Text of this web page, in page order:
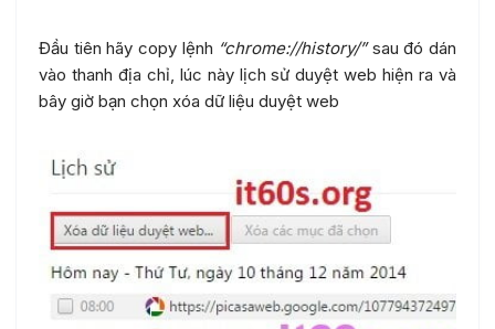
Đầu tiên hãy copy lệnh “chrome://history/”sau đó dán
vào thanh địa chỉ, lúc này lịch sử duyệt web hiện ra và
bây giờ bạn chọn xóa dữ liệu duyệt web